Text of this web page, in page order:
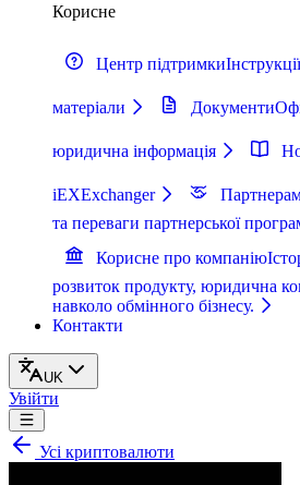
Корисне
Центр підтримки
матеріали Документи
юридична інформація
iEXExchanger
та переваги партнерської
Корисне про компанію
розвиток продукту, юридична
навколо обмінного бізнесу.
Контакти
UK
Увійти
Усі криптовалюти